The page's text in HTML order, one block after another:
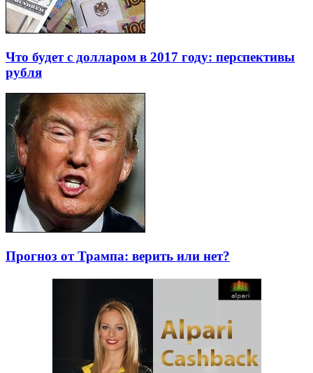
Что будет с долларом в 2017 году: перспективы
рубля
Прогноз от Трампа: верить или нет?